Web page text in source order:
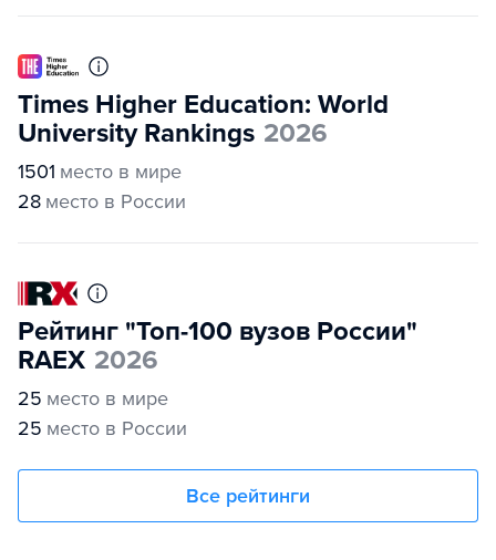
Times Higher Education: World
University Rankings 2026
1501 место в мире
28 место в России
Рейтинг "Топ-100 вузов России"
RAEX 2026
25 место в мире
25 место в России
Все рейтинги